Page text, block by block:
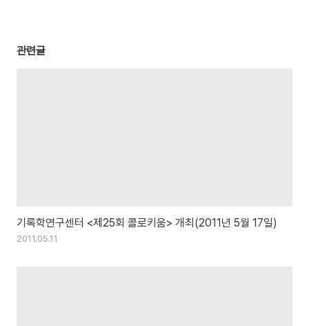
관련글
기록학연구센터 <제25회 콜로키움> 개최(2011년 5월 17일)
2011.05.11